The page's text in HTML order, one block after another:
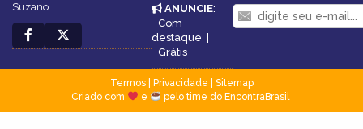
Suzano.
ANUNCIE:
Com
destaque
Grátis
Termos| Privacidade
Sitemap
Criado com
e pelo time do EncontraBrasil